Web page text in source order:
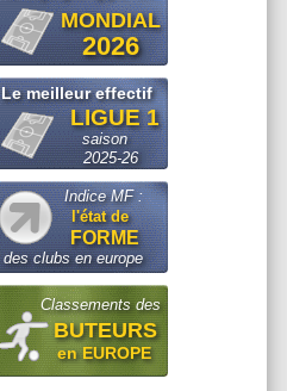
MONDIAL
2026
Le meilleur effectif
LIGUE 1
saison
2025-26
Indice MF :
l'état de
FORME
des clubs en europe
Classements des
BUTEURS
en EUROPE